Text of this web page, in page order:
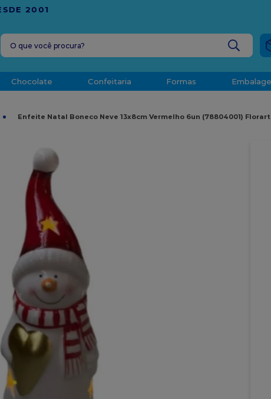
O que você procura?
Chocolate Confeitaria Formas
Enfeite Natal Boneco Neve 13x8cm Vermelho 6un (78804001)
caixa
º
9º
caixa kraft
chocolate